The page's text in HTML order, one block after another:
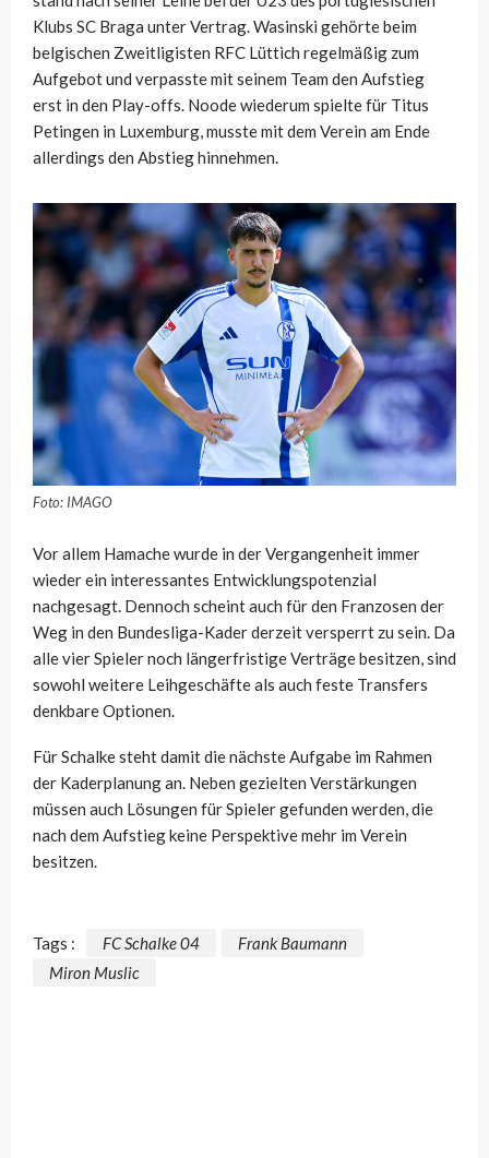
Klubs SC Braga unter Vertrag. Wasinski gehörte beim
belgischen Zweitligisten RFC Lüttich regelmäßig zum
Aufgebot und verpasste mit seinem Team den Aufstieg
erst in den Play-offs. Noode wiederum spielte für Titus
Petingen in Luxemburg, musste mit dem Verein am Ende
allerdings den Abstieg hinnehmen.
Foto: IMAGO
Vor allem Hamache wurde in der Vergangenheit immer
wieder ein interessantes Entwicklungspotenzial
nachgesagt. Dennoch scheint auch für den Franzosen der
Weg in den Bundesliga-Kader derzeit versperrt zu sein. Da
alle vier Spieler noch längerfristige Verträge besitzen, sind
sowohl weitere Leihgeschäfte als auch feste Transfers
denkbare Optionen.
Für Schalke steht damit die nächste Aufgabe im Rahmen
der Kaderplanung an. Neben gezielten Verstärkungen
müssen auch Lösungen für Spieler gefunden werden, die
nach dem Aufstieg keine Perspektive mehr im Verein
besitzen.
Tags : FC Schalke 04
Frank Baumann
Miron Muslic